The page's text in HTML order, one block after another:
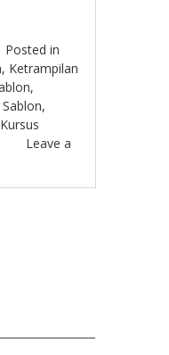
Posted in
, Ketrampilan
,
Sablon,
Leave a